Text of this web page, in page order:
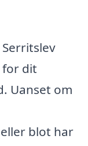
for dit
Uanset om
blot har